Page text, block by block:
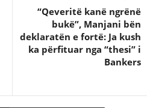
“Qeveritë kanë ngrënë
bukë”, Manjani bën
deklaratën e fortë: Ja kush
ka përfituar nga “thesi” i
Bankers